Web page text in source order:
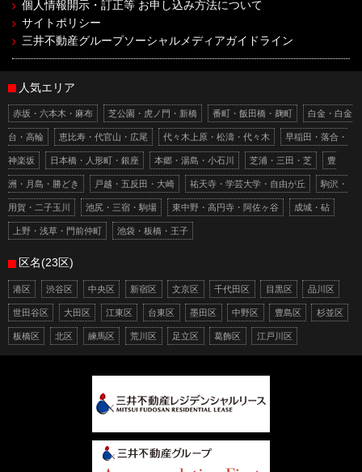
個人情報開示・訂正等 お申し込み方法について
サイトポリシー
三井不動産グループソーシャルメディアガイドライン
人気エリア
赤坂・六本木・麻布 芝公園・虎ノ門・新橋 番町・飯田橋・麹町 白金・白金
台・高輪 恵比寿・代官山・広尾 代々木上原・松濤・代々木 早稲田・落合・
神楽坂 日本橋・人形町・銀座 本郷・湯島・小石川 芝浦・三田・芝 豊
洲・月島・勝どき 戸越・五反田・大崎 祐天寺・学芸大学・自由が丘 駒沢・
用賀・二子玉川 池尻・三宿・駒場 東中野・高円寺・阿佐ヶ谷 成城・砧
上野・浅草・門前仲町 池袋・板橋・王子
区名(23区)
港区 渋谷区 中央区 新宿区 文京区 千代田区 目黒区 品川区
世田谷区 大田区 江東区 台東区 墨田区 中野区 豊島区 杉並区
板橋区 北区 練馬区 荒川区 足立区 葛飾区 江戸川区